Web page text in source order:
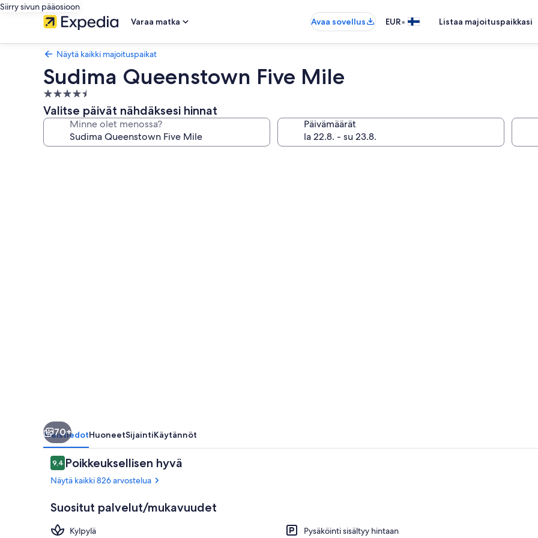
Siirry sivun pääosioon
Varaa matka
Avaa sovellus EUR• Listaa majoituspaikkasi
Näytä kaikki majoituspaikat
Sudima Queenstown Five Mile
4.5
tähden
majoituspaikka
Valitse päivät nähdäksesi hinnat
Minne olet menossa? Päivämäärät
70+
YleistiedotHuoneetSijaintiKäytännöt
Arvostelut
9,49,4 kautta 10.
Poikkeuksellisen hyvä
Näytä kaikki 826 arvostelua
Suositut palvelut/mukavuudet
Kylpylä
Pysäköinti sisältyy hintaan